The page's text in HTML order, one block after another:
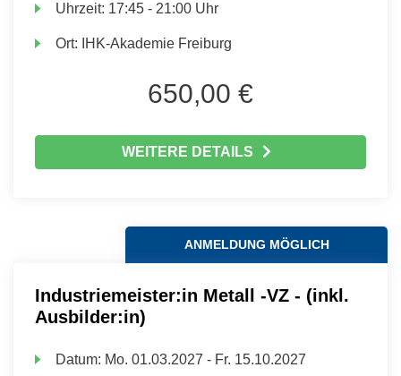
Uhrzeit: 17:45 - 21:00 Uhr
Ort: IHK-Akademie Freiburg
650,00 €
WEITERE DETAILS
ANMELDUNG MÖGLICH
Industriemeister:in Metall -VZ - (inkl.
Ausbilder:in)
Datum: Mo. 01.03.2027 - Fr. 15.10.2027